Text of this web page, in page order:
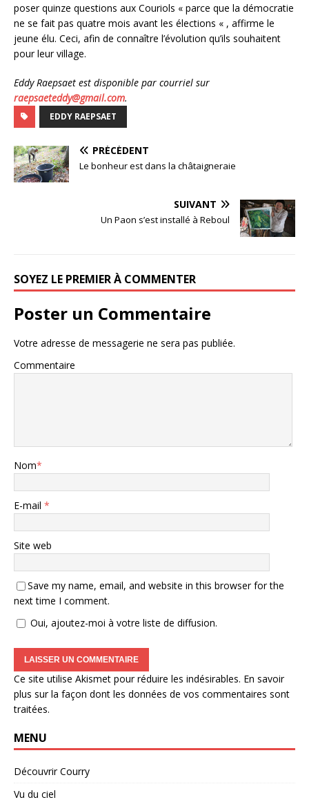
poser quinze questions aux Couriols « parce que la démocratie
ne se fait pas quatre mois avant les élections « , affirme le
jeune élu. Ceci, afin de connaître l’évolution qu’ils souhaitent
pour leur village.
Eddy Raepsaet est disponible par courriel sur
raepsaeteddy@gmail.com.
EDDY RAEPSAET
PRÉCÉDENT
Le bonheur est dans la châtaigneraie
SUIVANT
Un Paon s’est installé à Reboul
SOYEZ LE PREMIER À COMMENTER
Poster un Commentaire
Votre adresse de messagerie ne sera pas publiée.
Commentaire
Nom*
E-mail *
Site web
Save my name, email, and website in this browser for the
next time I comment.
Oui, ajoutez-moi à votre liste de diffusion.
Ce site utilise Akismet pour réduire les indésirables. En savoir
plus sur la façon dont les données de vos commentaires sont
traitées.
MENU
Découvrir Courry
Vu du ciel